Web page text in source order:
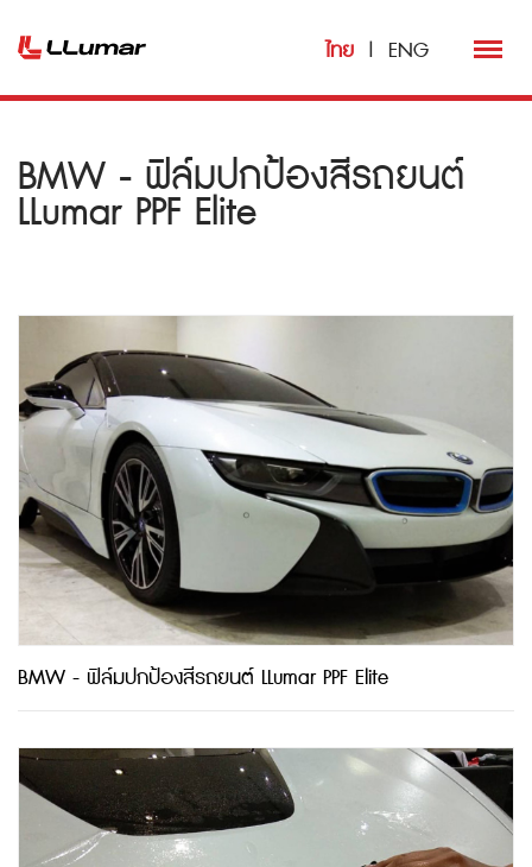
ไทย | ENG
BMW - ฟิล์มปกป้องสีรถยนต์
LLumar PPF Elite
BMW - ฟิล์มปกป้องสีรถยนต์ LLumar PPF Elite